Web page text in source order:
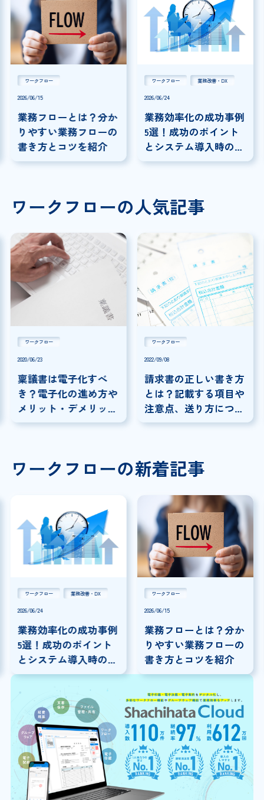
ワークフロー
2026/06/15
業務フローとは？分か
りやすい業務フローの
書き方とコツを紹介
ワークフロー 業務改善・DX
2026/06/24
業務効率化の成功事例
5選！成功のポイント
とシステム導入時の注
意点を解説
ワークフローの人気記事
ワークフロー
2020/06/23
稟議書は電子化すべ
き？電子化の進め方や
メリット・デメリッ
ト・サービスを解説
ワークフロー
2022/09/08
請求書の正しい書き方
とは？記載する項目や
注意点、送り方につい
ても解説！
ワークフローの新着記事
ワークフロー 業務改善・DX
2026/06/24
業務効率化の成功事例
5選！成功のポイント
とシステム導入時の注
意点を解説
ワークフロー
2026/06/15
業務フローとは？分か
りやすい業務フローの
書き方とコツを紹介